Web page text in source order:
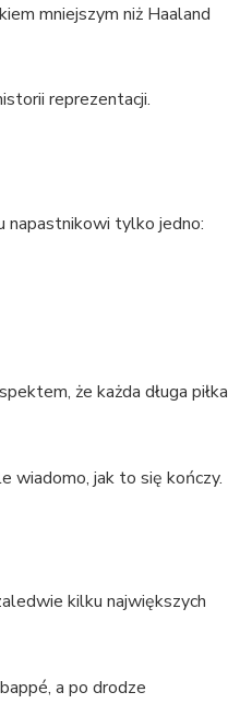
mniejszym niż Haaland
reprezentacji.
napastnikowi tylko jedno:
że każda długa piłka
wiadomo, jak to się kończy.
kilku największych
a po drodze